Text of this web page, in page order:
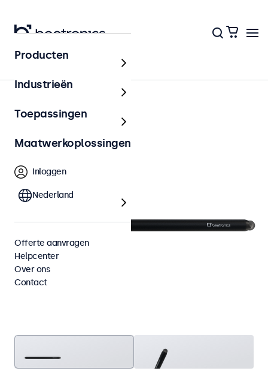
Producten
Industrieën
Toepassingen
Maatwerkoplossingen
Inloggen
Nederland
Offerte aanvragen
Helpcenter
Over ons
Contact